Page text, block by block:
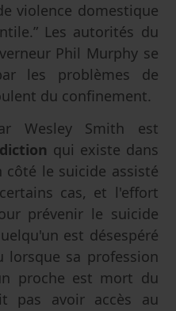
violence domestique
Les autorités du
Phil Murphy se
les problèmes de
du confinement.
Wesley Smith est
qui existe dans
le suicide assisté
cas, et l'effort
prévenir le suicide
est désespéré
sa profession
proche est mort du
pas avoir accès au